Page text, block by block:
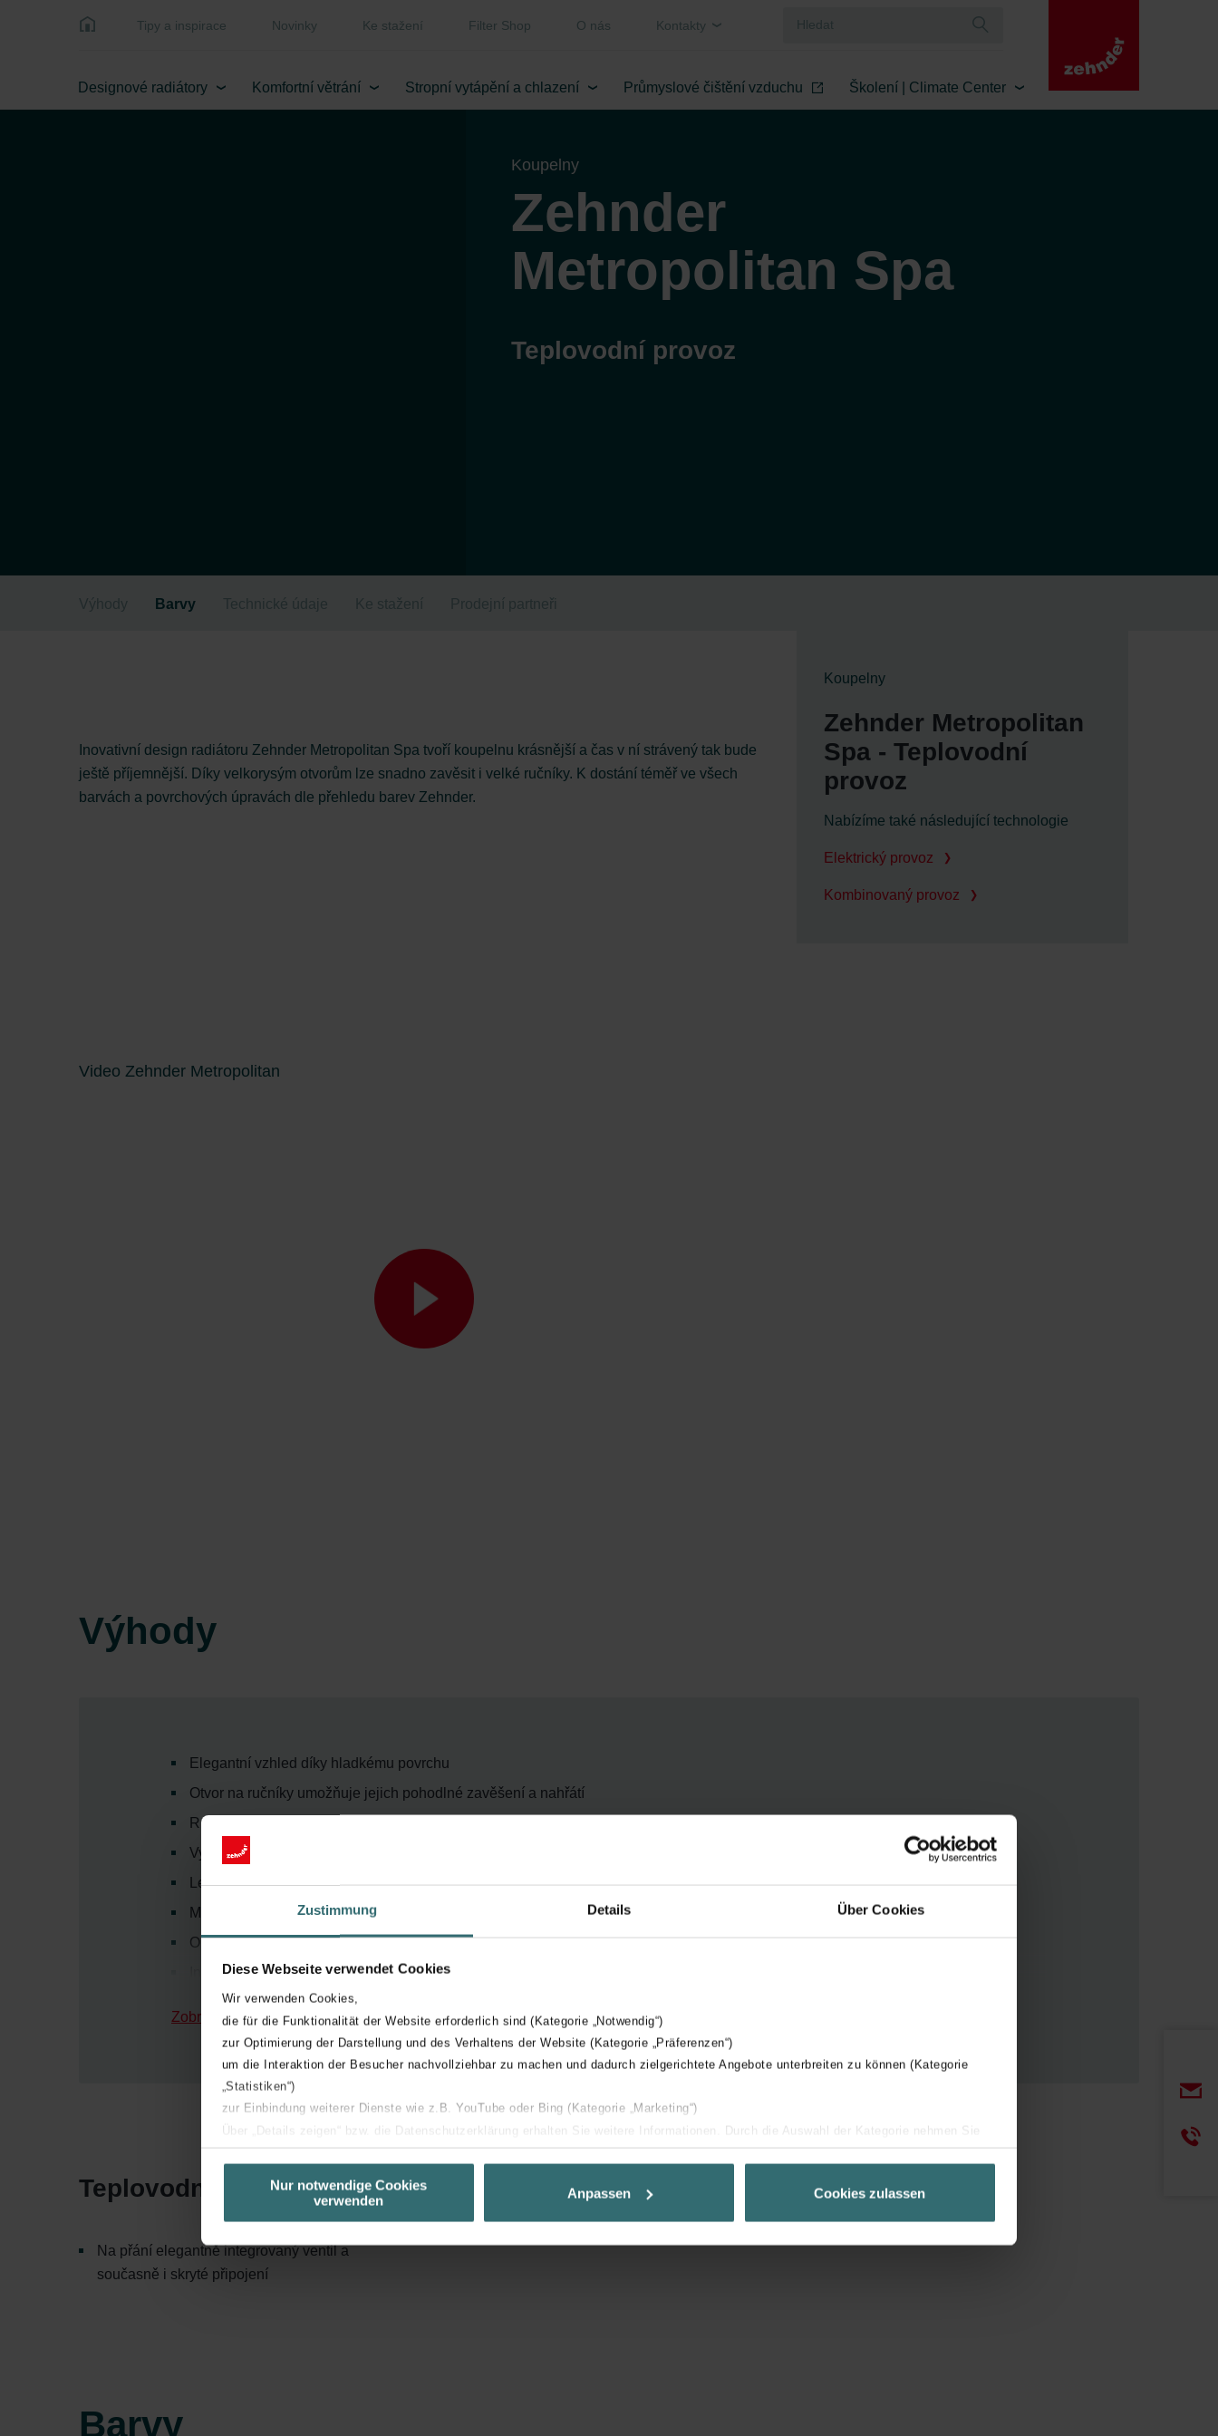
Zustimmung Details Über Cookies
Diese Webseite verwendet Cookies
Wir verwenden Cookies,
die für die Funktionalität der Website erforderlich sind (Kategorie „Notwendig“)
zur Optimierung der Darstellung und des Verhaltens der Website (Kategorie „Präferenzen“)
um die Interaktion der Besucher nachvollziehbar zu machen und dadurch zielgerichtete Angebote unterbreiten zu können (Kategorie
„Statistiken“)
zur Einbindung weiterer Dienste wie z.B. YouTube oder Bing (Kategorie „Marketing“)
Über „Details zeigen“ bzw. die Datenschutzerklärung erhalten Sie weitere Informationen. Durch die Auswahl der Kategorie nehmen Sie
unserer Website verwenden, um Ihnen die bestmögliche Nutzererfahrung zu ermöglichen und Ihnen maßgeschneiderte Informationen
basierend auf Ihren Interessen zur Verfügung zu stellen. Alle Einwilligungen können Sie selbstverständlich über einen Link in der
Datenschutzerklärung widerrufen.
Datenschutzerklärung der Zehnder Group
Nur notwendige Cookies
verwenden
Anpassen Cookies zulassen
Tipy a inspirace Novinky Ke stažení Filter Shop O nás Kontakty
Designové radiátory Komfortní větrání Stropní vytápění a chlazení Průmyslové čištění vzduchu Školení | Climate Center
Koupelny
Zehnder
Metropolitan Spa
Teplovodní provoz
Výhody Barvy Technické údaje Ke stažení Prodejní partneři
Inovativní design radiátoru Zehnder Metropolitan Spa tvoří koupelnu krásnější a čas v ní strávený tak bude
ještě příjemnější. Díky velkorysým otvorům lze snadno zavěsit i velké ručníky. K dostání téměř ve všech
barvách a povrchových úpravách dle přehledu barev Zehnder.
Koupelny
Zehnder Metropolitan
Spa - Teplovodní
provoz
Nabízíme také následující technologie
Elektrický provoz
Kombinovaný provoz
Video Zehnder Metropolitan
Výhody
Elegantní vzhled díky hladkému povrchu
Otvor na ručníky umožňuje jejich pohodlné zavěšení a nahřátí
Ručníky lze pohodlně zavěsit pomocí variabilních držáků dodávaných na přání
Vysoký podíl sálavého tepla zajišťuje maximální komfort
Lehký a filigránský design klade důraz na estetiku
Model vhodný do téměř každého typu interiéru
Optická lehkost díky výraznému trojhrannému profilu rámu
Inovativní technologie hybridního svařování zaručuje nejvyšší kvalitu a vysoce hodnotný design
Zobrazit více
Teplovodní provoz
Na přání elegantně integrovaný ventil a
současně i skryté připojení
Barvy